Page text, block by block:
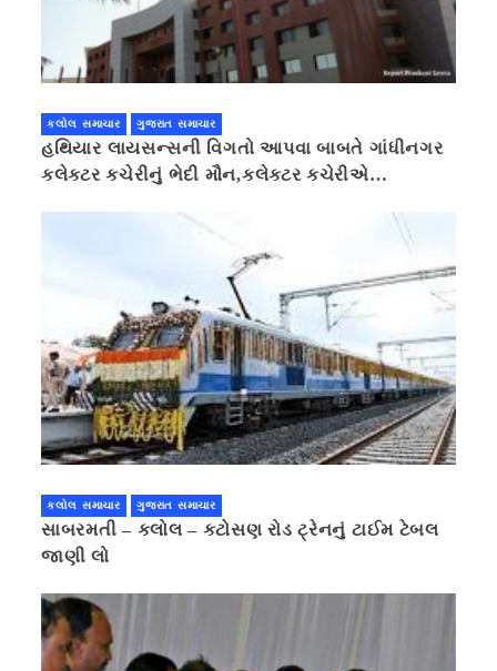
કલોલ સમાચાર ગુજરાત સમાચાર
હથિયાર લાયસન્સની વિગતો આપવા બાબતે ગાંધીનગર
કલેક્ટર કચેરીનું ભેદી મૌન,કલેક્ટર કચેરીએ
કલોલ સમાચાર ગુજરાત સમાચાર
સાબરમતી – કલોલ – કટોસણ રોડ ટ્રેનનું ટાઈમ ટેબલ
જાણી લો